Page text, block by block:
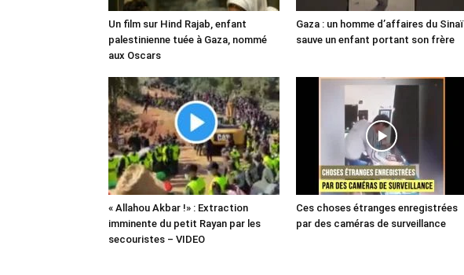
Un film sur Hind Rajab, enfant
palestinienne tuée à Gaza, nommé
aux Oscars
Gaza : un homme d’affaires du Sinaï
sauve un enfant portant son frère
« Allahou Akbar !» : Extraction
imminente du petit Rayan par les
secouristes – VIDEO
Ces choses étranges enregistrées
par des caméras de surveillance